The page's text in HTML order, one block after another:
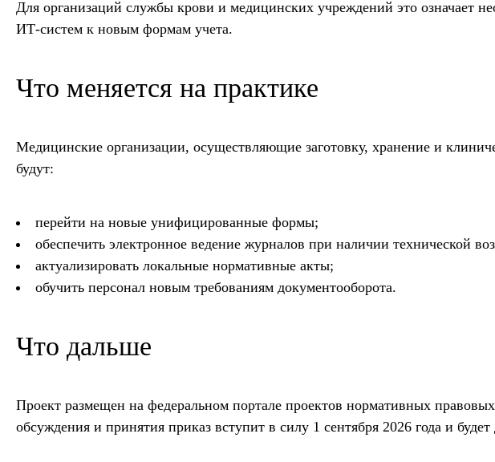
Для организаций службы крови и медицинских учреждений это означает
ИТ-систем к новым формам учета.
Что меняется на практике
Медицинские организации, осуществляющие заготовку, хранение и
будут:
перейти на новые унифицированные формы;
обеспечить электронное ведение журналов при наличии технической
актуализировать локальные нормативные акты;
обучить персонал новым требованиям документооборота.
Что дальше
Проект размещен на федеральном портале проектов нормативных
обсуждения и принятия приказ вступит в силу 1 сентября 2026 года и будет